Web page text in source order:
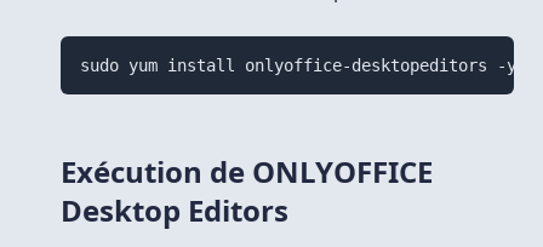
sudo yum install onlyoffice-desktopeditors -y
Exécution de ONLYOFFICE
Desktop Editors